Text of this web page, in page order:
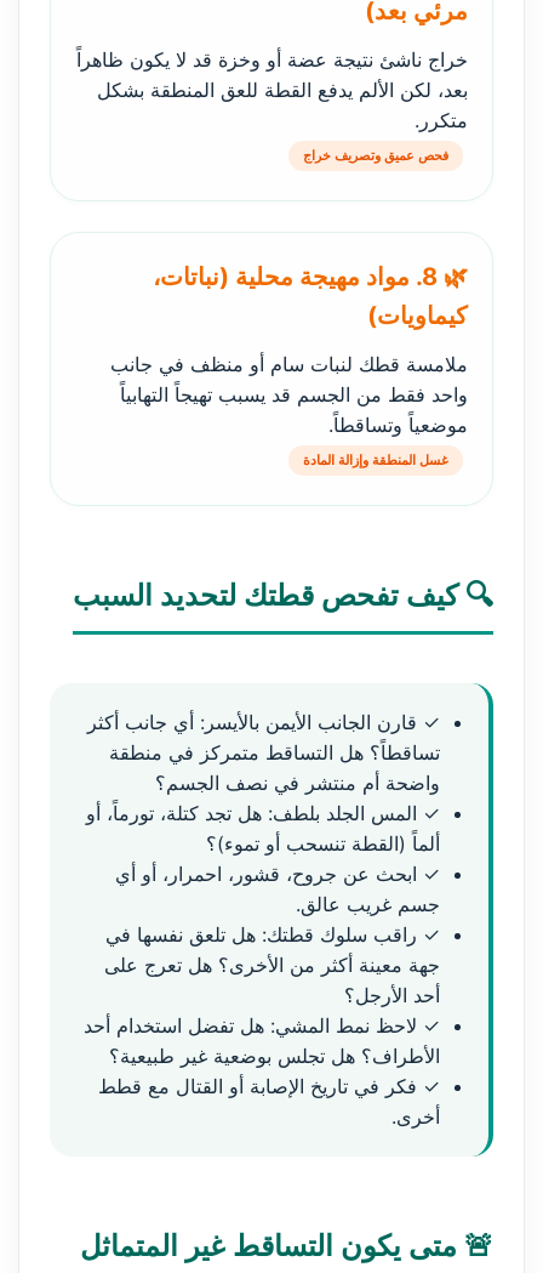
مرئي بعد)
خراج ناشئ نتيجة عضة أو وخزة قد لا يكون ظاهراً
بعد، لكن الألم يدفع القطة للعق المنطقة بشكل
متكرر.
فحص عميق وتصريف خراج
🌿 8. مواد مهيجة محلية (نباتات،
كيماويات)
ملامسة قطك لنبات سام أو منظف في جانب
واحد فقط من الجسم قد يسبب تهيجاً التهابياً
موضعياً وتساقطاً.
غسل المنطقة وإزالة المادة
🔍 كيف تفحص قطتك لتحديد السبب
✓ قارن الجانب الأيمن بالأيسر: أي جانب أكثر
تساقطاً؟ هل التساقط متمركز في منطقة
واضحة أم منتشر في نصف الجسم؟
✓ المس الجلد بلطف: هل تجد كتلة، تورماً، أو
ألماً (القطة تنسحب أو تموء)؟
✓ ابحث عن جروح، قشور، احمرار، أو أي
جسم غريب عالق.
✓ راقب سلوك قطتك: هل تلعق نفسها في
جهة معينة أكثر من الأخرى؟ هل تعرج على
أحد الأرجل؟
✓ لاحظ نمط المشي: هل تفضل استخدام أحد
الأطراف؟ هل تجلس بوضعية غير طبيعية؟
✓ فكر في تاريخ الإصابة أو القتال مع قطط
أخرى.
🚨 متى يكون التساقط غير المتماثل